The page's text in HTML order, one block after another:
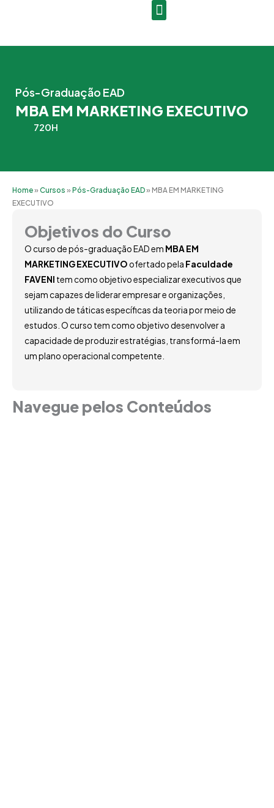
Pós-Graduação EAD
MBA EM MARKETING EXECUTIVO
720H
Home»Cursos »Pós-Graduação EAD» MBA EM MARKETING
EXECUTIVO
Objetivos do Curso
O curso de pós-graduação EAD em MBA EM
MARKETING EXECUTIVO ofertado pela Faculdade
FAVENI tem como objetivo especializar executivos que
sejam capazes de liderar empresar e organizações,
utilizando de táticas específicas da teoria por meio de
estudos. O curso tem como objetivo desenvolver a
capacidade de produzir estratégias, transformá-la em
um plano operacional competente.
Navegue pelos Conteúdos